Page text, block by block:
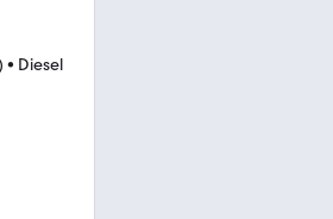
• Diesel